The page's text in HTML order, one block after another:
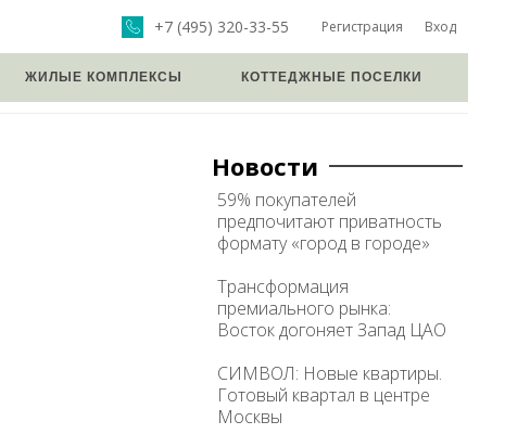
Регистрация Вход
+7 (495) 320-33-55
ЖИЛЫЕ КОМПЛЕКСЫ КОТТЕДЖНЫЕ ПОСЕЛКИ
Новости
59% покупателей
предпочитают приватность
формату «город в городе»
Трансформация
премиального рынка:
Восток догоняет Запад ЦАО
СИМВОЛ: Новые квартиры.
Готовый квартал в центре
Москвы